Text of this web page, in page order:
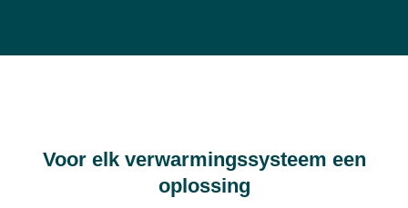
Voor elk verwarmingssysteem een
oplossing